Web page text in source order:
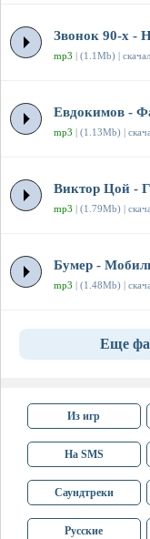
Звонок 90-х -
mp3 | (1.1Mb) |
Евдокимов -
mp3 | (1.13Mb) |
Виктор Цой -
mp3 | (1.79Mb) |
Бумер -
mp3 | (1.48Mb) |
Еще
Из игр
На SMS
Саундтреки
Русские